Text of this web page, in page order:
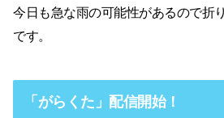
今日も急な雨の可能性があるので折
です。
「がらくた」配信開始！